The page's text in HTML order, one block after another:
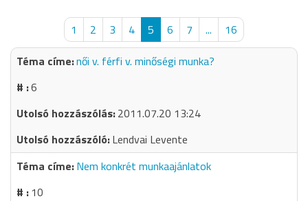
1 2 3 4 5 6 7 ...
16
női v. férfi v. minőségi munka?
6
2011.07.20 13:24
Lendvai Levente
Nem konkrét munkaajánlatok
10